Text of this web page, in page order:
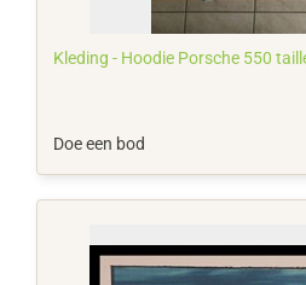
Kleding - Hoodie Porsche 550
Doe een bod